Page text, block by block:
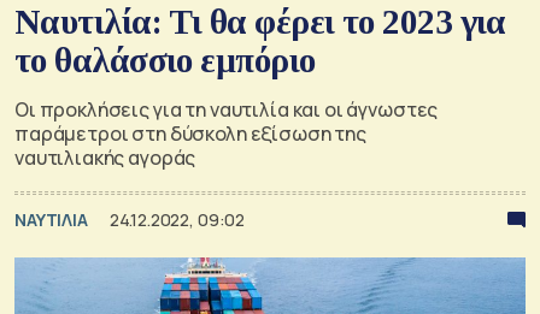
Ναυτιλία: Τι θα φέρει το 2023 για
το θαλάσσιο εμπόριο
Οι προκλήσεις για τη ναυτιλία και οι άγνωστες
παράμετροι στη δύσκολη εξίσωση της
ναυτιλιακής αγοράς
ΝΑΥΤΙΛΙΑ 24.12.2022, 09:02